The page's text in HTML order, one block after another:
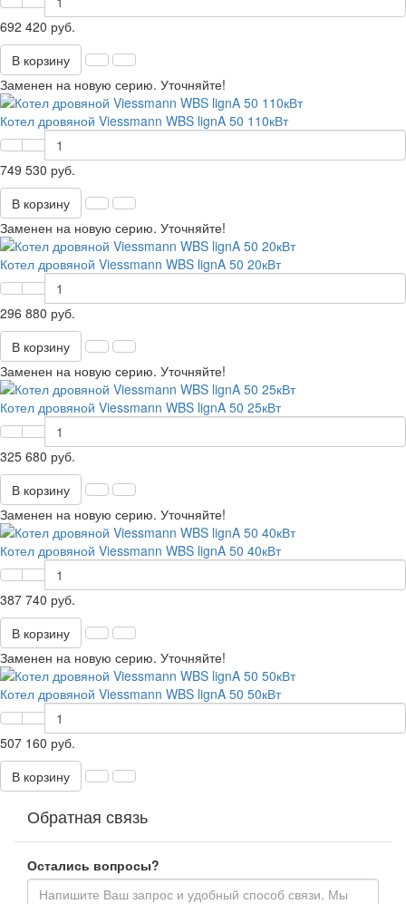
692 420 руб.
В корзину
Заменен на новую серию. Уточняйте!
Котел дровяной Viessmann WBS lignA 50 110кВт
749 530 руб.
В корзину
Заменен на новую серию. Уточняйте!
Котел дровяной Viessmann WBS lignA 50 20кВт
296 880 руб.
В корзину
Заменен на новую серию. Уточняйте!
Котел дровяной Viessmann WBS lignA 50 25кВт
325 680 руб.
В корзину
Заменен на новую серию. Уточняйте!
Котел дровяной Viessmann WBS lignA 50 40кВт
387 740 руб.
В корзину
Заменен на новую серию. Уточняйте!
Котел дровяной Viessmann WBS lignA 50 50кВт
507 160 руб.
В корзину
Обратная связь
Остались вопросы?